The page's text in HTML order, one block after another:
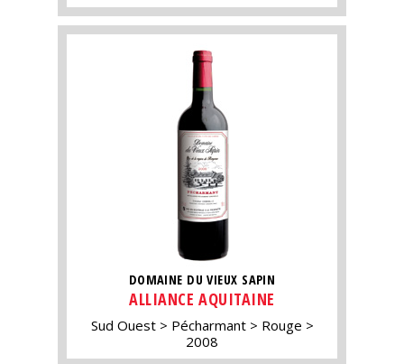
DOMAINE DU VIEUX SAPIN
ALLIANCE AQUITAINE
Sud Ouest Pécharmant
Rouge
2008